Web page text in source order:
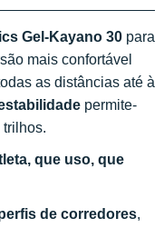
Gel-Kayano 30 para
mais confortável
as distâncias até à
permite-
trilhos.
que uso, que
de corredores,